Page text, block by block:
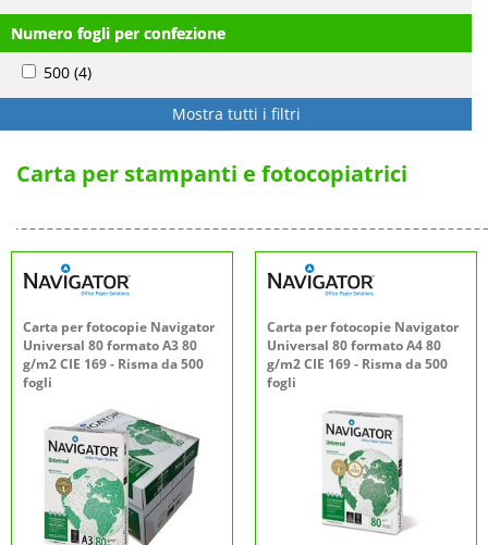
Numero fogli per confezione
500 (4)
Mostra tutti i filtri
Carta per stampanti e fotocopiatrici
Carta per fotocopie Navigator
Universal 80 formato A3 80
g/m2 CIE 169 - Risma da 500
fogli
Carta per fotocopie Navigator
Universal 80 formato A4 80
g/m2 CIE 169 - Risma da 500
fogli